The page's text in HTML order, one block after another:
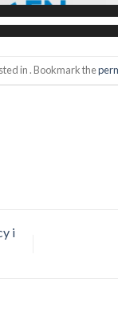
in . Bookmark the
i